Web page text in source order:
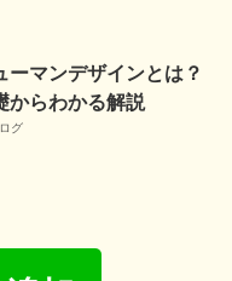
ーマンデザインとは？
からわかる解説
グ